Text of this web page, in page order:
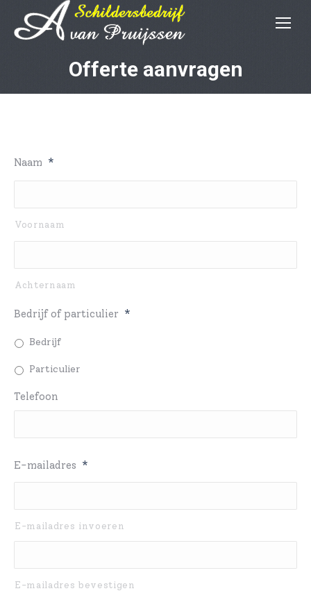
Offerte aanvragen
Naam *
Voornaam
Achternaam
Bedrijf of particulier *
Bedrijf
Particulier
Telefoon
E-mailadres *
E-mailadres invoeren
E-mailadres bevestigen